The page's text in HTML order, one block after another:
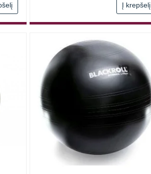
Į krepšelį